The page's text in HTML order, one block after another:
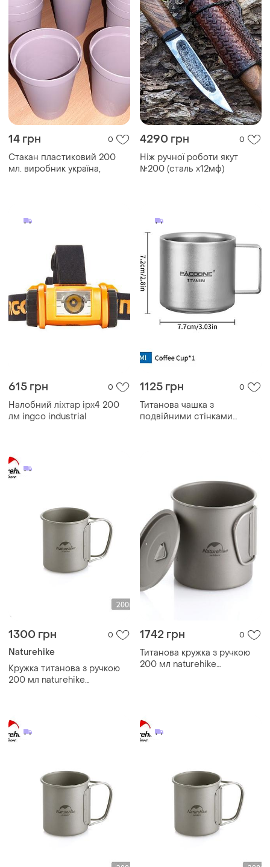
14 грн 0
Стакан пластиковий 200
мл. виробник україна,
4290 грн 0
Ніж ручної роботи якут
№200 (сталь х12мф)
615 грн 0
Налобний ліхтар ipx4 200
лм ingco industrial
1125 грн 0
Титанова чашка з
подвійними стінками
1300 грн 0
Naturehike
Кружка титанова з ручкою
200 мл naturehike
1742 грн 0
Титанова кружка з ручкою
200 мл naturehike